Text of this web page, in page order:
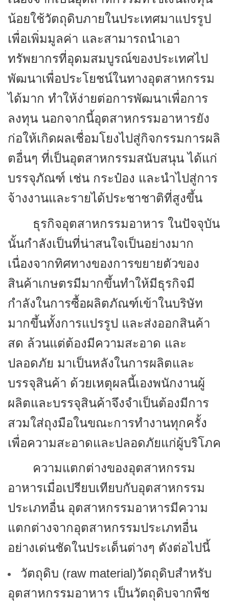
น้อยใช้วัตถุดิบภายในประเทศมาแปรรูป
เพื่อเพิ่มมูลค่า และสามารถนำเอา
ทรัพยากรที่อุดมสมบูรณ์ของประเทศไป
พัฒนาเพื่อประโยชน์ในทางอุตสาหกรรม
ได้มาก ทำให้ง่ายต่อการพัฒนาเพื่อการ
ลงทุน นอกจากนี้อุตสาหกรรมอาหารยัง
ก่อให้เกิดผลเชื่อมโยงไปสู่กิจกรรมการผลิ
ตอื่นๆ ที่เป็นอุตสาหกรรมสนับสนุน ได้แก่
บรรจุภัณฑ์ เช่น กระป๋อง และนำไปสู่การ
จ้างงานและรายได้ประชาชาติที่สูงขึ้น
ธุรกิจอุตสาหกรรมอาหาร ในปัจจุบัน
นั้นกำลังเป็นที่น่าสนใจเป็นอย่างมาก
เนื่องจากทิศทางของการขยายตัวของ
สินค้าเกษตรมีมากขึ้นทำให้มีธุรกิจมี
กำลังในการซื้อผลิตภัณฑ์เข้าในบริษัท
มากขึ้นทั้งการแปรรูป และส่งออกสินค้า
สด ล้วนแต่ต้องมีความสะอาด และ
ปลอดภัย มาเป็นหลังในการผลิตและ
บรรจุสินค้า ด้วยเหตุผลนี้เองพนักงานผู้
ผลิตและบรรจุสินค้าจึงจำเป็นต้องมีการ
สวมใส่ถุงมือในขณะการทำงานทุกครั้ง
เพื่อความสะอาดและปลอดภัยแก่ผู้บริโภค
ความแตกต่างของอุตสาหกรรม
อาหารเมื่อเปรียบเทียบกับอุตสาหกรรม
ประเภทอื่น อุตสาหกรรมอาหารมีความ
แตกต่างจากอุตสาหกรรมประเภทอื่น
อย่างเด่นชัดในประเด็นต่างๆ ดังต่อไปนี้
วัตถุดิบ (raw material)วัตถุดิบสำหรับ
อุตสาหกรรมอาหาร เป็นวัตถุดิบจากพืช